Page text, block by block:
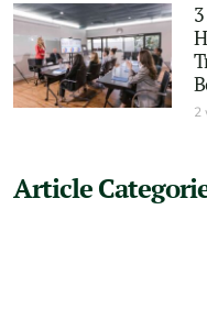
2
Article